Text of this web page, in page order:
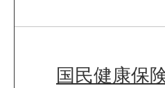
国民健康保